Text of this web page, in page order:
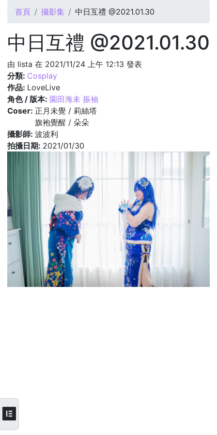
您在這裡
首頁 攝影集 中日互禮 @2021.01.30
中日互禮 @2021.01.30
由 lista 在 2021/11/24 上午 12:13 發表
分類: Cosplay
作品: LoveLive
角色 / 版本: 園田海未 振袖
Coser: 正月未覺 / 莉絲塔
旗袍覺醒 / 朵朵
攝影師: 波波利
拍攝日期: 2021/01/30